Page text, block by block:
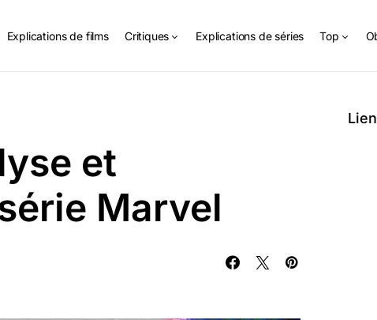
Explications de films Critiques Explications de séries Top
et
Marvel